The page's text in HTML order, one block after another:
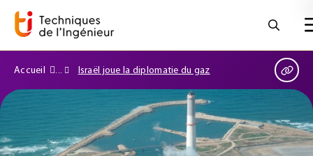
Accueil Israël joue la diplomatie du gaz